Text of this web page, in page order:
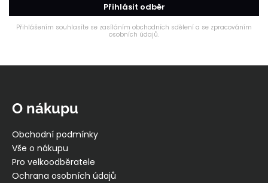
Přihlásit odběr
Přihlášením souhlasíte se zasíláním obchodních sdělení a se zpracováním
osobních údajů.
O nákupu
Obchodní podmínky
Vše o nákupu
Pro velkoodběratele
Ochrana osobních údajů